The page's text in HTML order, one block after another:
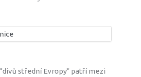
střední Evropy" patří mezi